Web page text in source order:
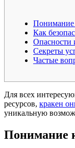
Понимание
Как
Опасности
Секреты
Частые
Для всех
ресурсов, кракен
уникальную
Понимание